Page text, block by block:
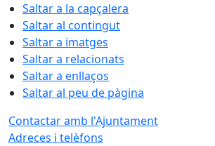
Saltar a la capçalera
Saltar al contingut
Saltar a imatges
Saltar a relacionats
Saltar a enllaços
Saltar al peu de pàgina
Contactar amb l'Ajuntament
Adreces i telèfons